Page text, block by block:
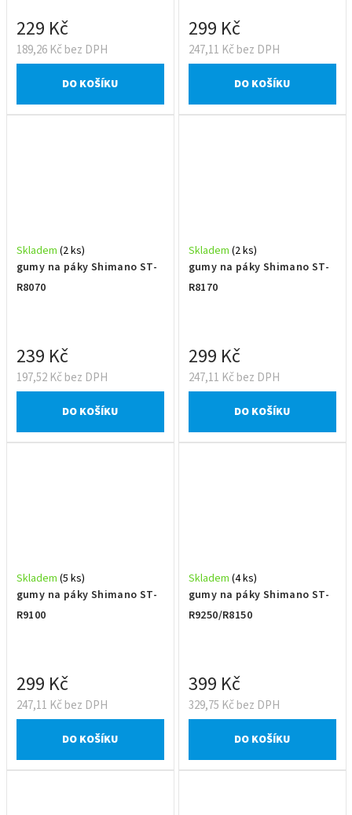
189,26 Kč bez DPH
229 Kč
DO KOŠÍKU
247,11 Kč bez DPH
299 Kč
DO KOŠÍKU
gumy na páky Shimano ST-
R8070
Skladem (2 ks)
197,52 Kč bez DPH
239 Kč
DO KOŠÍKU
gumy na páky Shimano ST-
R8170
Skladem (2 ks)
247,11 Kč bez DPH
299 Kč
DO KOŠÍKU
gumy na páky Shimano ST-
R9100
Skladem (5 ks)
247,11 Kč bez DPH
299 Kč
DO KOŠÍKU
gumy na páky Shimano ST-
R9250/R8150
Skladem (4 ks)
329,75 Kč bez DPH
399 Kč
DO KOŠÍKU